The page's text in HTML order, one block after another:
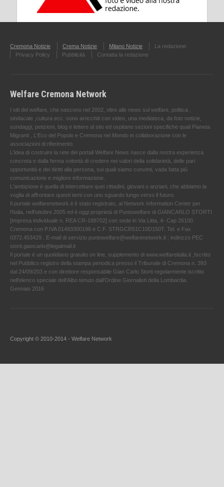
Cremona Notizie Crema Notizie Milano Notizie
La redazione
Privacy Policy
Pubblicità Contatta la redazione
Welfare Cremona Network
I siti del welfare, che nascono nel 2002, oltre alle news sul welfare, politica ,
sindacale ,cultura ecc. sono arricchiti con video, una mediateca, da foto notizie,
sondaggi, petizioni, blog e lettere al sito ed ospitano sezioni specifiche quali Pianeta
Migranti , L'Eco del Popolo e Cremona nel Mondo in collaborazione con le
associazioni di riferimento.
L'idea di costruire la rete dei portali Welfare News nasce dalla nostra esperienza
concreta e dalla ferma volontà di credere nei valori della solidarietà, delle pari
opportunità e dei diritti alla persona, sui quali siamo convinti, vada fatta più
comunicazione e migliore informazione.
L'ambizione è quella di intercettare quei cittadini, giovani o anziani, che abbiamo la
voglia di affrontare questi temi con uno sguardo lungo verso il futuro.
Il portale welfarenetwork.it è stato registrato, al Network Information Center per
l'Italia, nell’ottobre 2005 ed è oggi proprietà di Puntowelfare di GIANCARLO STORTI
[Impresa individuale n. REA CR-188702] con sede in Via Litta, 4- Cap 26100
Cremona con P.IVA 01493300196 e C.F. STRGCR51C10D150T. Tel. e Fax
0372.453429 . E-mail di servizio puntowelfare@welfarenetwork.it ; indirizzo PEC
storti.giancarlo@legalmail.it
Il portale è un quotidiano gratuito on line, supplemento di www.welfareitalia.it ,Iscritto
nel Pubblico registro della stampa periodica presso il Tribunale di Cremona n. 393
dal 24/09/203 e con direttore responsabile Gian Carlo Storti regolarmente iscritto
nell’elenco speciale dell’Albo tenuto dall’Ordine Giornalisti della Lombardia.
Gennaio 2016
Copyright © 2010-2014 - Welfare Network